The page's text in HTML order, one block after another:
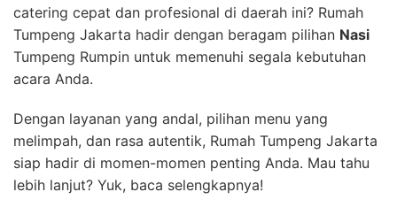
catering cepat dan profesional di daerah ini? Rumah
Tumpeng Jakarta hadir dengan beragam pilihan Nasi
Tumpeng Rumpin untuk memenuhi segala kebutuhan
acara Anda.
Dengan layanan yang andal, pilihan menu yang
melimpah, dan rasa autentik, Rumah Tumpeng Jakarta
siap hadir di momen-momen penting Anda. Mau tahu
lebih lanjut? Yuk, baca selengkapnya!